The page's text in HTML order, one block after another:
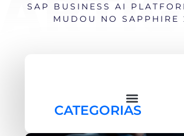
SAP BUSINESS AI
MUDOU NO SAPPHIRE
CATEGORIAS